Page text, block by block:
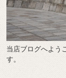
当店ブログへよう
す。